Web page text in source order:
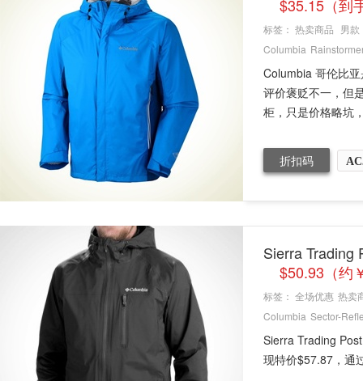
$35.15（到
标签： 热卖商品 男款
Columbia
Columbia 哥伦比
评价褒贬不一，但
柜，只是价格略坑
折扣码
Sierra Trading
$50.93（约
标签： 全场优惠 热卖
Columbia Sector-
Sierra Trading
现特价$57.87，通